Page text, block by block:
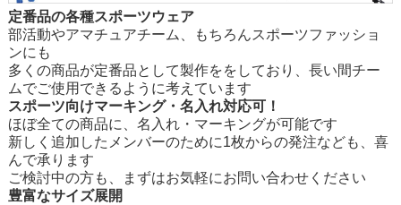
定番品の各種スポーツウェア
部活動やアマチュアチーム、もちろんスポーツファッショ
ンにも
多くの商品が定番品として製作ををしており、長い間チー
ムでご使用できるように考えています
スポーツ向けマーキング・名入れ対応可！
ほぼ全ての商品に、名入れ・マーキングが可能です
新しく追加したメンバーのために1枚からの発注なども、喜
んで承ります
ご検討中の方も、まずはお気軽にお問い合わせください
豊富なサイズ展開